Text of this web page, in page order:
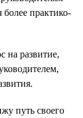
практико-
на развитие,
путь своего